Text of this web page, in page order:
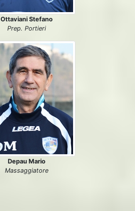
Ottaviani Stefano
Prep. Portieri
Depau Mario
Massaggiatore